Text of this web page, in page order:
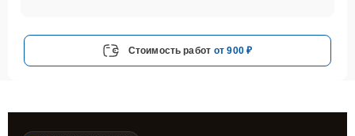
Стоимость работ от 900 ₽